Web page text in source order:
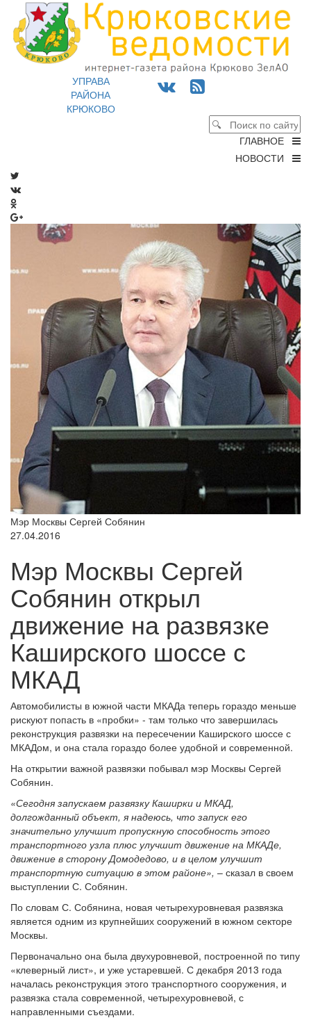
УПРАВА
РАЙОНА
КРЮКОВО
ГЛАВНОЕ
НОВОСТИ
Мэр Москвы Сергей Собянин
27.04.2016
Мэр Москвы Сергей
Собянин открыл
движение на развязке
Каширского шоссе с
МКАД
Автомобилисты в южной части МКАДа теперь гораздо меньше
рискуют попасть в «пробки» - там только что завершилась
реконструкция развязки на пересечении Каширского шоссе с
МКАДом, и она стала гораздо более удобной и современной.
На открытии важной развязки побывал мэр Москвы Сергей
Собянин.
«Сегодня запускаем развязку Каширки и МКАД,
долгожданный объект, я надеюсь, что запуск его
значительно улучшит пропускную способность этого
транспортного узла плюс улучшит движение на МКАДе,
движение в сторону Домодедово, и в целом улучшит
транспортную ситуацию в этом районе», – сказал в своем
выступлении С. Собянин.
По словам С. Собянина, новая четырехуровневая развязка
является одним из крупнейших сооружений в южном секторе
Москвы.
Первоначально она была двухуровневой, построенной по типу
«клеверный лист», и уже устаревшей. С декабря 2013 года
началась реконструкция этого транспортного сооружения, и
развязка стала современной, четырехуровневой, с
направленными съездами.